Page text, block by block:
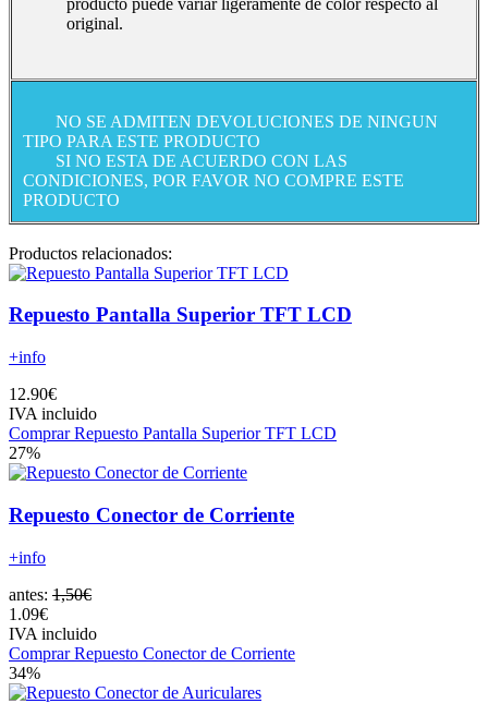
original.
NO SE ADMITEN DEVOLUCIONES DE NINGUN
TIPO PARA ESTE PRODUCTO
SI NO ESTA DE ACUERDO CON LAS
CONDICIONES, POR FAVOR NO COMPRE ESTE
PRODUCTO
Productos relacionados:
Repuesto Pantalla Superior TFT LCD
+info
12.90€
IVA incluido
Comprar Repuesto Pantalla Superior TFT LCD
27%
Repuesto Conector de Corriente
+info
antes: 1,50€
1.09€
IVA incluido
Comprar Repuesto Conector de Corriente
34%